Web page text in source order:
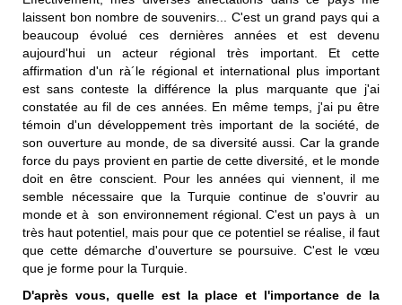
laissent bon nombre de souvenirs... C'est un grand pays qui a
beaucoup évolué ces dernières années et est devenu
aujourd'hui un acteur régional très important. Et cette
affirmation d'un rà´le régional et international plus important
est sans conteste la différence la plus marquante que j'ai
constatée au fil de ces années. En même temps, j'ai pu être
témoin d'un développement très important de la société, de
son ouverture au monde, de sa diversité aussi. Car la grande
force du pays provient en partie de cette diversité, et le monde
doit en être conscient. Pour les années qui viennent, il me
semble nécessaire que la Turquie continue de s'ouvrir au
monde et à son environnement régional. C'est un pays à un
très haut potentiel, mais pour que ce potentiel se réalise, il faut
que cette démarche d'ouverture se poursuive. C'est le vœu
que je forme pour la Turquie.
D'après vous, quelle est la place et l'importance de la